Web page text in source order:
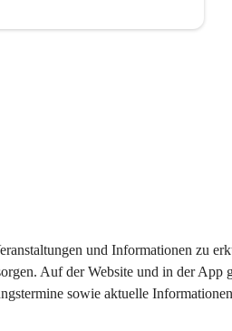
und Informationen zu
Auf der Website und in der App
sowie aktuelle